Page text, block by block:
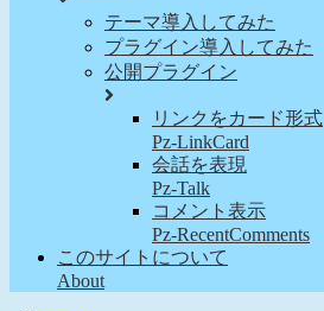
テーマ導入してみた
プラグイン導入してみた
公開プラグイン
リンクをカード形式
Pz-LinkCard
会話を表現
Pz-Talk
コメント表示
Pz-RecentComments
このサイトについて
About